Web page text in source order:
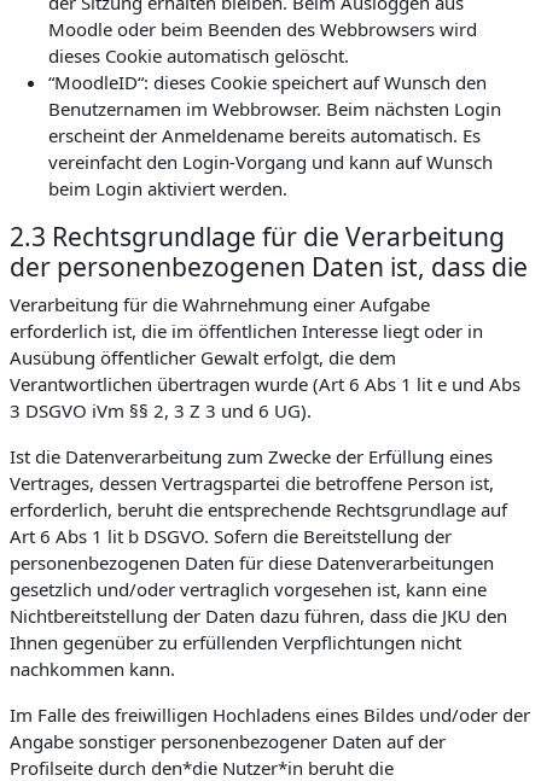
Moodle oder beim Beenden des Webbrowsers wird
dieses Cookie automatisch gelöscht.
“MoodleID“: dieses Cookie speichert auf Wunsch den
Benutzernamen im Webbrowser. Beim nächsten Login
erscheint der Anmeldename bereits automatisch. Es
vereinfacht den Login-Vorgang und kann auf Wunsch
beim Login aktiviert werden.
2.3 Rechtsgrundlage für die Verarbeitung
der personenbezogenen Daten ist, dass die
Verarbeitung für die Wahrnehmung einer Aufgabe
erforderlich ist, die im öffentlichen Interesse liegt oder in
Ausübung öffentlicher Gewalt erfolgt, die dem
Verantwortlichen übertragen wurde (Art 6 Abs 1 lit e und Abs
3 DSGVO iVm §§ 2, 3 Z 3 und 6 UG).
Ist die Datenverarbeitung zum Zwecke der Erfüllung eines
Vertrages, dessen Vertragspartei die betroffene Person ist,
erforderlich, beruht die entsprechende Rechtsgrundlage auf
Art 6 Abs 1 lit b DSGVO. Sofern die Bereitstellung der
personenbezogenen Daten für diese Datenverarbeitungen
gesetzlich und/oder vertraglich vorgesehen ist, kann eine
Nichtbereitstellung der Daten dazu führen, dass die JKU den
Ihnen gegenüber zu erfüllenden Verpflichtungen nicht
nachkommen kann.
Im Falle des freiwilligen Hochladens eines Bildes und/oder der
Angabe sonstiger personenbezogener Daten auf der
Profilseite durch den*die Nutzer*in beruht die